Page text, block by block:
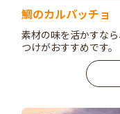
鯛のカルパッチョ
素材の味を活かすな
つけがおすすめです。